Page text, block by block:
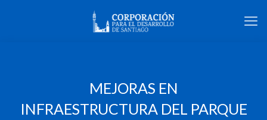
MEJORAS EN
INFRAESTRUCTURA DEL PARQUE